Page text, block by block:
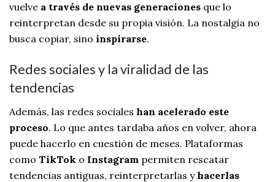
vuelve a través de nuevas generaciones que lo
reinterpretan desde su propia visión. La nostalgia no
busca copiar, sino inspirarse.
Redes sociales y la viralidad de las
tendencias
Además, las redes sociales han acelerado este
proceso. Lo que antes tardaba años en volver, ahora
puede hacerlo en cuestión de meses. Plataformas
como TikTok o Instagram permiten rescatar
tendencias antiguas, reinterpretarlas yhacerlas